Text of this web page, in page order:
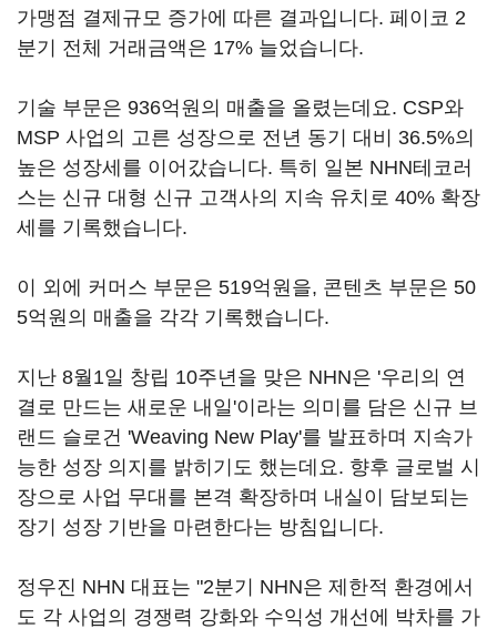
가맹점 결제규모 증가에 따른 결과입니다. 페이코 2
분기 전체 거래금액은 17% 늘었습니다.
기술 부문은 936억원의 매출을 올렸는데요. CSP와
MSP 사업의 고른 성장으로 전년 동기 대비 36.5%의
높은 성장세를 이어갔습니다. 특히 일본 NHN테코러
스는 신규 대형 신규 고객사의 지속 유치로 40% 확장
세를 기록했습니다.
이 외에 커머스 부문은 519억원을, 콘텐츠 부문은 50
5억원의 매출을 각각 기록했습니다.
지난 8월1일 창립 10주년을 맞은 NHN은 '우리의 연
결로 만드는 새로운 내일'이라는 의미를 담은 신규 브
랜드 슬로건 'Weaving New Play'를 발표하며 지속가
능한 성장 의지를 밝히기도 했는데요. 향후 글로벌 시
장으로 사업 무대를 본격 확장하며 내실이 담보되는
장기 성장 기반을 마련한다는 방침입니다.
정우진 NHN 대표는 "2분기 NHN은 제한적 환경에서
도 각 사업의 경쟁력 강화와 수익성 개선에 박차를 가